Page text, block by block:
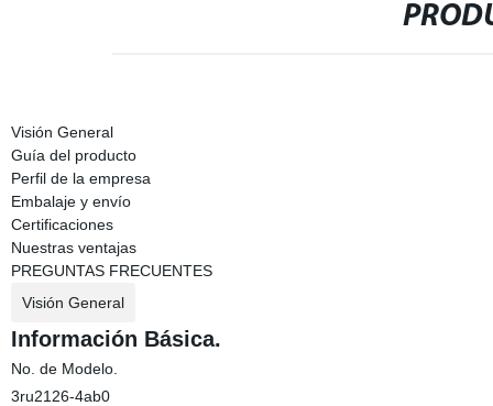
Visión General
Guía del producto
Perfil de la empresa
Embalaje y envío
Certificaciones
Nuestras ventajas
PREGUNTAS FRECUENTES
Visión General
Información Básica.
No. de Modelo.
3ru2126-4ab0